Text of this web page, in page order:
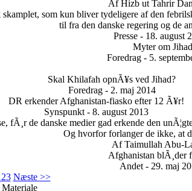
Af Hizb ut Tahrir
som kun bliver tydeligere af den
til fra den danske regering og de
Presse - 18. august
Myter om Jihad
Foredrag - 5.
Skal Khilafah opnÃ¥s ved Jihad?
Foredrag - 2. maj 2014
DR erkender Afghanistan-fiasko efter 12 Ã¥r!
Synspunkt - 8. august 2013
fÃ¸r de danske medier gad erkende den
Og hvorfor forlanger de ikke, at
Af Taimullah Abu-
Afghanistan blÃ¸der
Andet - 29. maj
23 Næste >>